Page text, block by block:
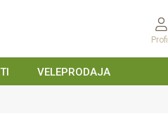
Profil
VELEPRODAJA